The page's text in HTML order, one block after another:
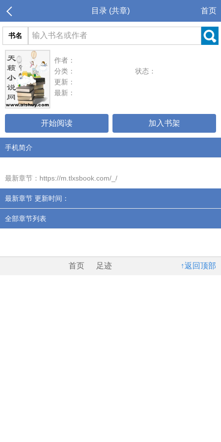
目录 (共章) 首页
书名
作者：
分类：
状态：
更新：
最新：
开始阅读 加入书架
手机简介
最新章节：https://m.tlxsbook.com/_/
最新章节 更新时间：
全部章节列表
↑返回顶部
首页 足迹